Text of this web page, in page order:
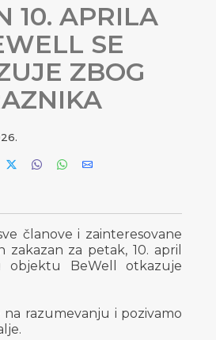
10. APRILA
SE
ZBOG
članove i zainteresovane
zakazan za petak, 10. april
objektu BeWell otkazuje
na razumevanju i pozivamo